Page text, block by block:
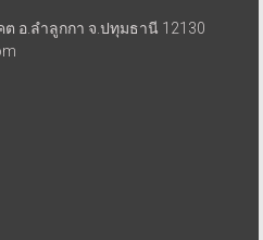
อ.ลำลูกกา จ.ปทุมธานี 12130